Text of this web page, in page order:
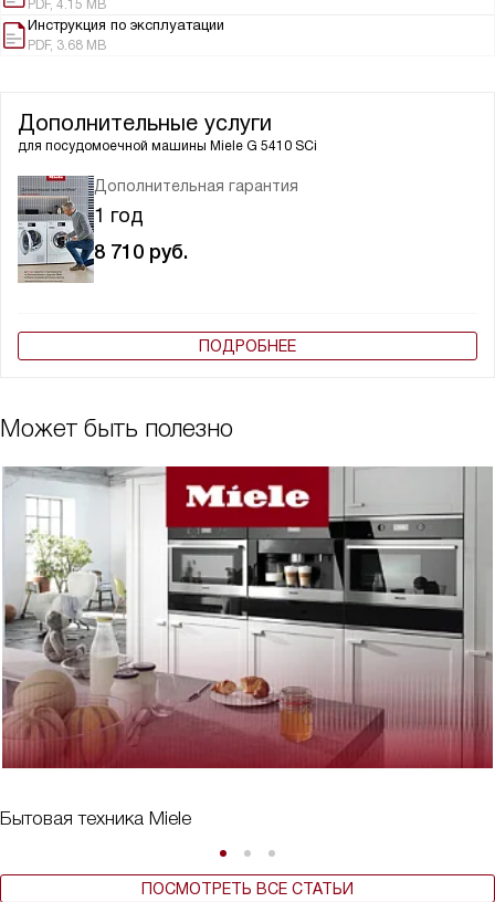
PDF, 4.15 MB
Инструкция по эксплуатации
PDF, 3.68 MB
Дополнительные услуги
для посудомоечной машины Miele G 5410 SCi
Дополнительная гарантия
1 год
8 710 руб.
ПОДРОБНЕЕ
Может быть полезно
Бытовая техника Miele
ПОСМОТРЕТЬ ВСЕ СТАТЬИ